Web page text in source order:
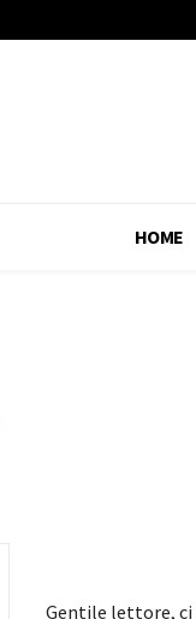
HOME
Gentile lettore, ci